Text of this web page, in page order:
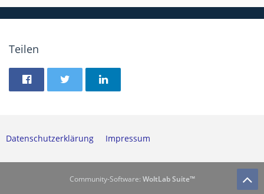
Teilen
Datenschutzerklärung Impressum
Community-Software: WoltLab Suite™